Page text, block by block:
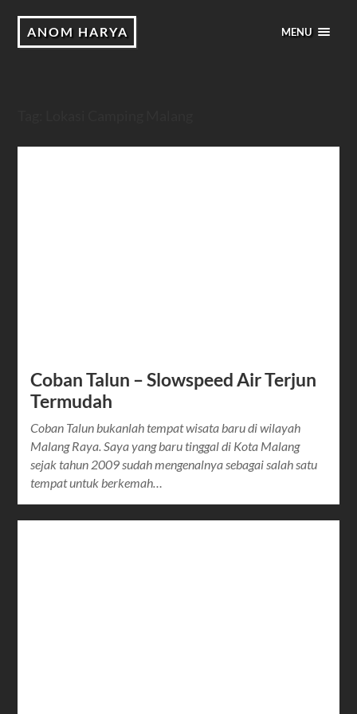
ANOM HARYA MENU
Coban Talun – Slowspeed Air Terjun
Termudah
Coban Talun bukanlah tempat wisata baru di wilayah
Malang Raya. Saya yang baru tinggal di Kota Malang
sejak tahun 2009 sudah mengenalnya sebagai salah satu
tempat untuk berkemah…